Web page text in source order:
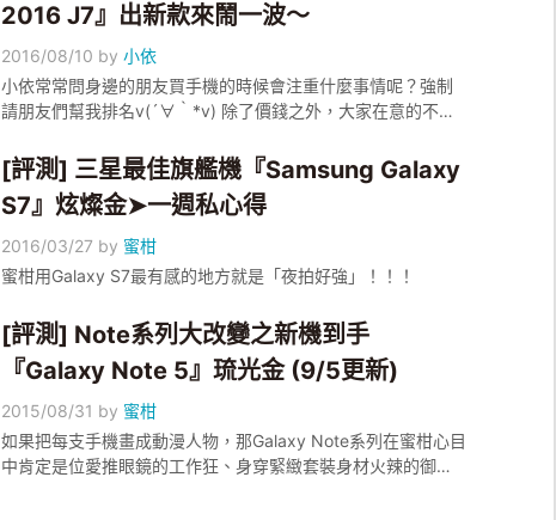
2016 J7』出新款來鬧一波～
2016/08/10 by小依
小依常常問身邊的朋友買手機的時候會注重什麼事情呢？強制
請朋友們幫我排名v(´∀｀*v) 除了價錢之外，大家在意的不外
[評測] 三星最佳旗艦機『Samsung Galaxy
S7』炫燦金➤一週私心得
2016/03/27 by 蜜柑
蜜柑用Galaxy S7最有感的地方就是「夜拍好強」！！！
[評測] Note系列大改變之新機到手
『Galaxy Note 5』琉光金 (9/5更新)
2015/08/31 by 蜜柑
如果把每支手機畫成動漫人物，那Galaxy Note系列在蜜柑心目
中肯定是位愛推眼鏡的工作狂、身穿緊緻套裝身材火辣的御姊